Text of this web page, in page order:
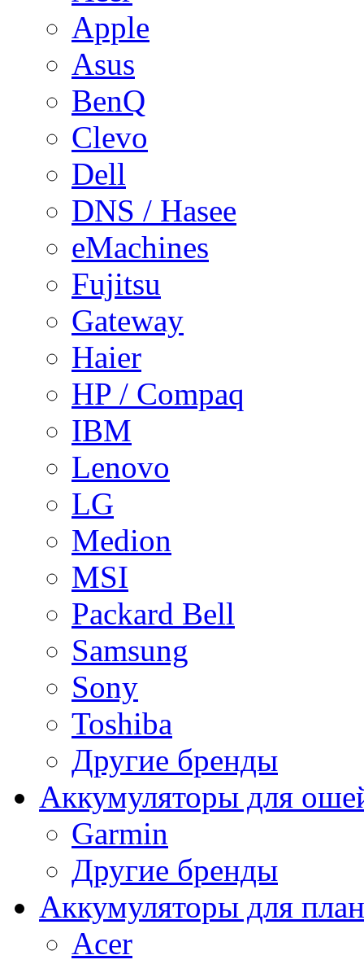
Apple
Asus
BenQ
Clevo
Dell
DNS / Hasee
eMachines
Fujitsu
Gateway
Haier
HP / Compaq
IBM
Lenovo
LG
Medion
MSI
Packard Bell
Samsung
Sony
Toshiba
Другие бренды
Аккумуляторы для
Garmin
Другие бренды
Аккумуляторы для
Acer